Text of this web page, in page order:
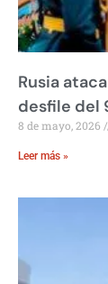
Rusia
desfile del
8 de mayo, 2026
Leer más »